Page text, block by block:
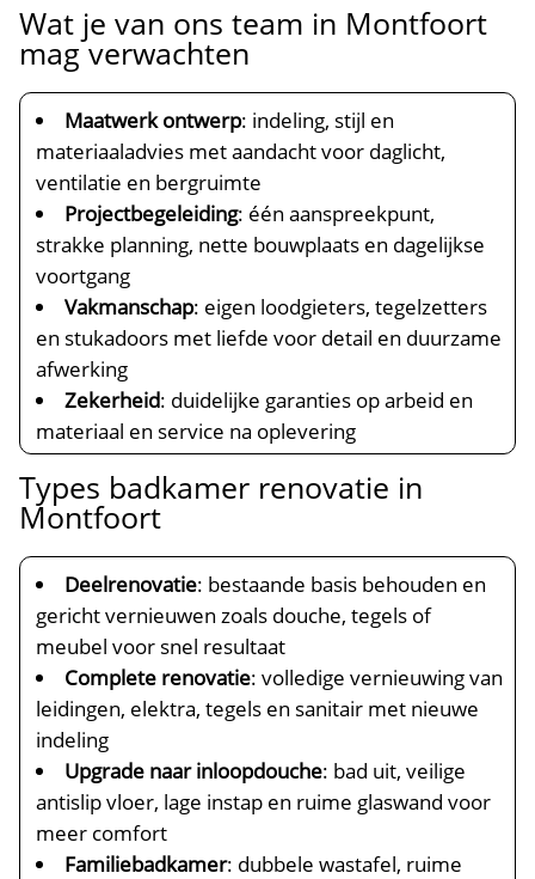
Wat je van ons team in Montfoort
mag verwachten
Maatwerk ontwerp: indeling, stijl en
materiaaladvies met aandacht voor daglicht,
ventilatie en bergruimte
Projectbegeleiding: één aanspreekpunt,
strakke planning, nette bouwplaats en dagelijkse
voortgang
Vakmanschap: eigen loodgieters, tegelzetters
en stukadoors met liefde voor detail en duurzame
afwerking
Zekerheid: duidelijke garanties op arbeid en
materiaal en service na oplevering
Types badkamer renovatie in
Montfoort
Deelrenovatie: bestaande basis behouden en
gericht vernieuwen zoals douche, tegels of
meubel voor snel resultaat
Complete renovatie: volledige vernieuwing van
leidingen, elektra, tegels en sanitair met nieuwe
indeling
Upgrade naar inloopdouche: bad uit, veilige
antislip vloer, lage instap en ruime glaswand voor
meer comfort
Familiebadkamer: dubbele wastafel, ruime